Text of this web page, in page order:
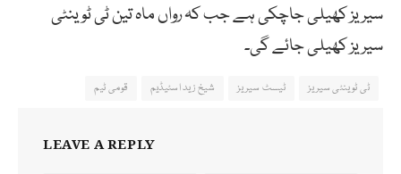
سیریز کھیلی جاچکی ہے جب کہ رواں ماہ تین ٹی ٹوینٹی
سیریز کھیلی جائے گی۔
ٹی ٹوینٹی سیریز ٹیسٹ سیریز شیخ زید اسٹیڈیم قومی ٹیم
LEAVE A REPLY